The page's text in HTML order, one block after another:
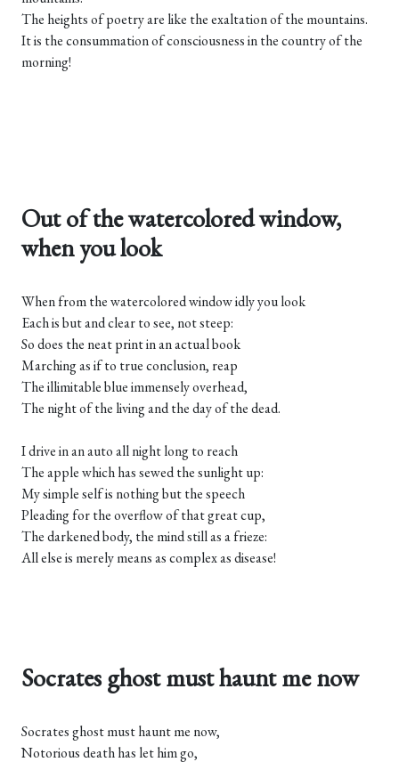
The heights of poetry are like the exaltation of the mountains.
It is the consummation of consciousness in the country of the
morning!
Out of the watercolored window,
when you look
When from the watercolored window idly you look
Each is but and clear to see, not steep:
So does the neat print in an actual book
Marching as if to true conclusion, reap
The illimitable blue immensely overhead,
The night of the living and the day of the dead.
I drive in an auto all night long to reach
The apple which has sewed the sunlight up:
My simple self is nothing but the speech
Pleading for the overflow of that great cup,
The darkened body, the mind still as a frieze:
All else is merely means as complex as disease!
Socrates ghost must haunt me now
Socrates ghost must haunt me now,
Notorious death has let him go,